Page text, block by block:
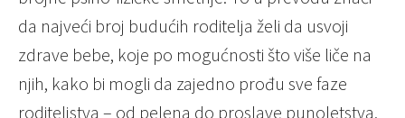
da najveći broj budućih roditelja želi da usvoji
zdrave bebe, koje po mogućnosti što više liče na
njih, kako bi mogli da zajedno prođu sve faze
roditeljstva – od pelena do proslave punoletstva.